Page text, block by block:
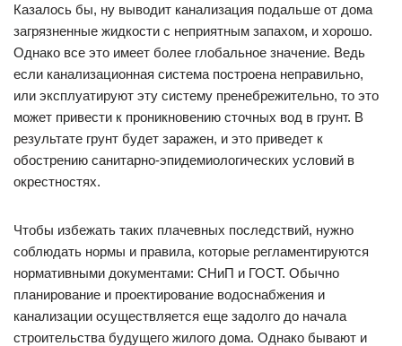
Казалось бы, ну выводит канализация подальше от дома
загрязненные жидкости с неприятным запахом, и хорошо.
Однако все это имеет более глобальное значение. Ведь
если канализационная система построена неправильно,
или эксплуатируют эту систему пренебрежительно, то это
может привести к проникновению сточных вод в грунт. В
результате грунт будет заражен, и это приведет к
обострению санитарно-эпидемиологических условий в
окрестностях.
Чтобы избежать таких плачевных последствий, нужно
соблюдать нормы и правила, которые регламентируются
нормативными документами: СНиП и ГОСТ. Обычно
планирование и проектирование водоснабжения и
канализации осуществляется еще задолго до начала
строительства будущего жилого дома. Однако бывают и